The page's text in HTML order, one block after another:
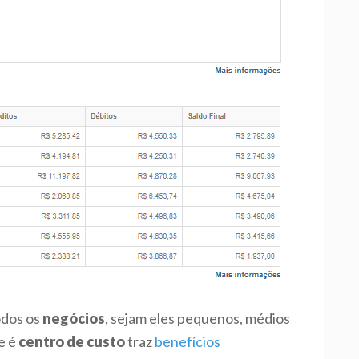
os negócios, sejam eles pequenos, médios
é centro de custotrazbenefícios